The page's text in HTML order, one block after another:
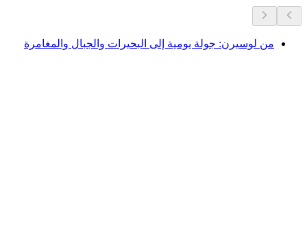
من لوسيرن: جولة يومية إلى البحيرات والجبال والمغامرة